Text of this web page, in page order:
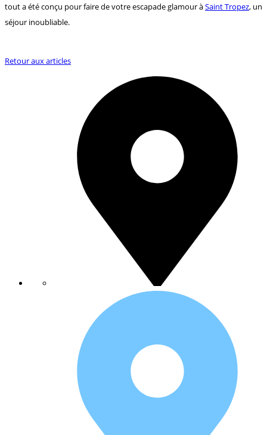
tout a été conçu pour faire de votre escapade glamour àSaint Tropez, un
séjour inoubliable.
Retour aux articles